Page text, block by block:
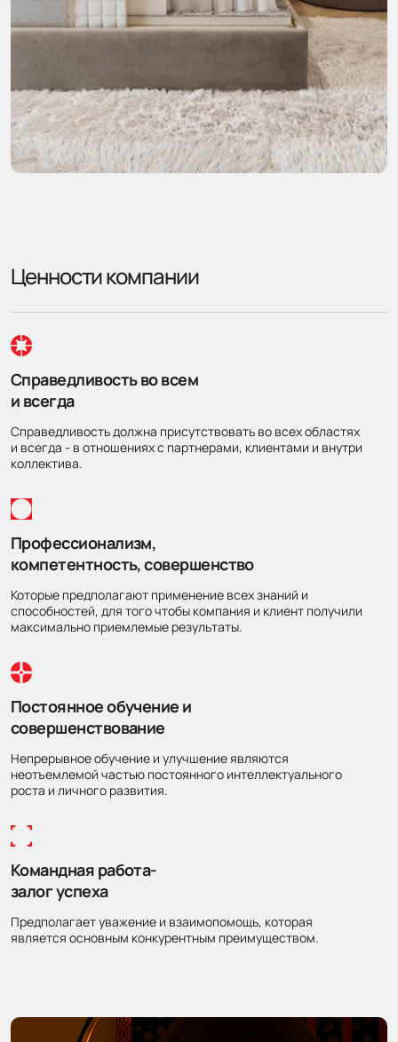
Ценности компании
Справедливость во всем
и всегда
Справедливость должна присутствовать во всех областях
и всегда - в отношениях с партнерами, клиентами и внутри
коллектива.
Профессионализм,
компетентность, совершенство
Которые предполагают применение всех знаний и
способностей, для того чтобы компания и клиент получили
максимально приемлемые результаты.
Постоянное обучение и
совершенствование
Непрерывное обучение и улучшение являются
неотъемлемой частью постоянного интеллектуального
роста и личного развития.
Командная работа-
залог успеха
Предполагает уважение и взаимопомощь, которая
является основным конкурентным преимуществом.